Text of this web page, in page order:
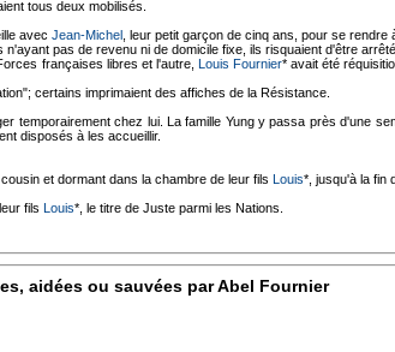
tous deux mobilisés.
avec Jean-Michel , leur petit garçon de cinq ans, pour se rendre
pas de revenu ni de domicile fixe, ils risquaient d'être
françaises libres et l'autre, Louis Fournier* avait été
certains imprimaient des affiches de la Résistance.
temporairement chez lui. La famille Yung y passa près d'une
disposés à les accueillir.
et dormant dans la chambre de leur fils Louis*, jusqu'à la fin
fils Louis*, le titre de Juste parmi les Nations.
aidées ou sauvées par Abel Fournier